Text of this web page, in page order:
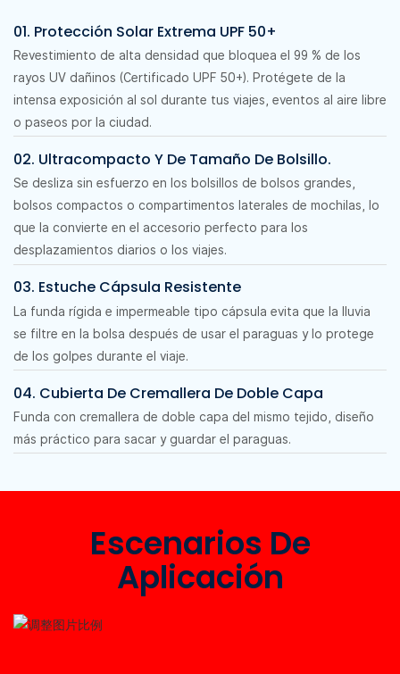
01. Protección Solar Extrema UPF 50+
Revestimiento de alta densidad que bloquea el 99 % de los
rayos UV dañinos (Certificado UPF 50+). Protégete de la
intensa exposición al sol durante tus viajes, eventos al aire libre
o paseos por la ciudad.
02. Ultracompacto Y De Tamaño De Bolsillo.
Se desliza sin esfuerzo en los bolsillos de bolsos grandes,
bolsos compactos o compartimentos laterales de mochilas, lo
que la convierte en el accesorio perfecto para los
desplazamientos diarios o los viajes.
03. Estuche Cápsula Resistente
La funda rígida e impermeable tipo cápsula evita que la lluvia
se filtre en la bolsa después de usar el paraguas y lo protege
de los golpes durante el viaje.
04. Cubierta De Cremallera De Doble Capa
Funda con cremallera de doble capa del mismo tejido, diseño
más práctico para sacar y guardar el paraguas.
Escenarios De
Aplicación